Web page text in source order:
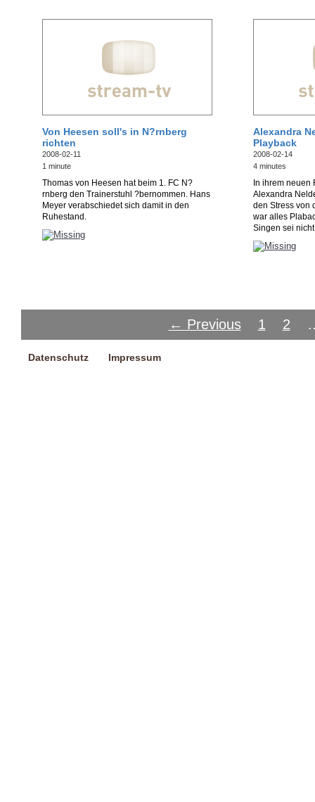
Von Heesen soll's in N?rnberg
richten
2008-02-11
1 minute
Thomas von Heesen hat beim 1. FC N?
rnberg den Trainerstuhl ?bernommen. Hans
Meyer verabschiedet sich damit in den
Ruhestand.
Alexandra
Playback
2008-02-14
4 minutes
In ihrem neuen
Alexandra
den Stress von
war alles
Singen sei
← Previous 1 2
Datenschutz Impressum